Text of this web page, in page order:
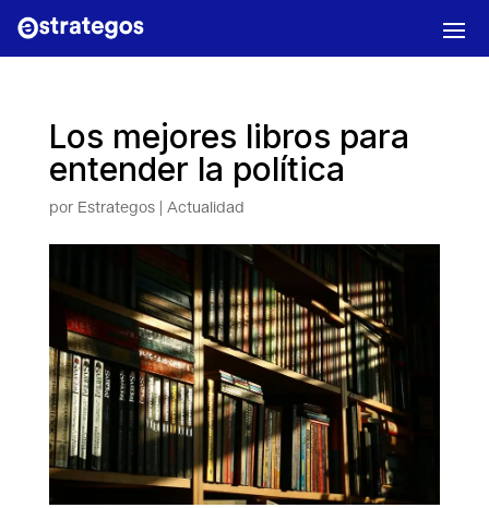
Los mejores libros para
entender la política
por Estrategos| Actualidad